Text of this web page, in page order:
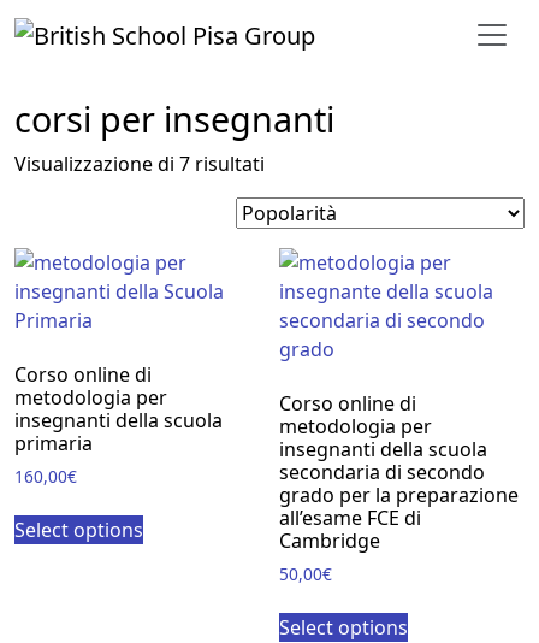
Vai al contenuto
corsi per insegnanti
Visualizzazione di 7 risultati
Corso online di
metodologia per
insegnanti della scuola
primaria
160,00€
Select options
Corso online di
metodologia per
insegnanti della scuola
secondaria di secondo
grado per la preparazione
all’esame FCE di
Cambridge
50,00€
Select options